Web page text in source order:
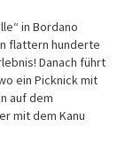
in Bordano
flattern hunderte
Danach führt
ein Picknick mit
auf dem
mit dem Kanu